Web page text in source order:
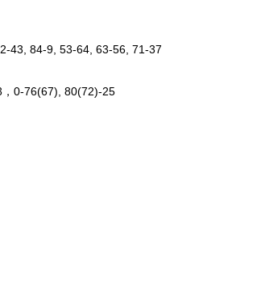
84-9, 53-64, 63-56, 71-37
0-76(67), 80(72)-25